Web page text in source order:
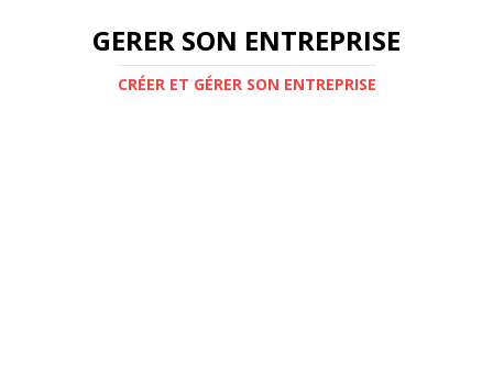
GERER SON ENTREPRISE
CRÉER ET GÉRER SON ENTREPRISE